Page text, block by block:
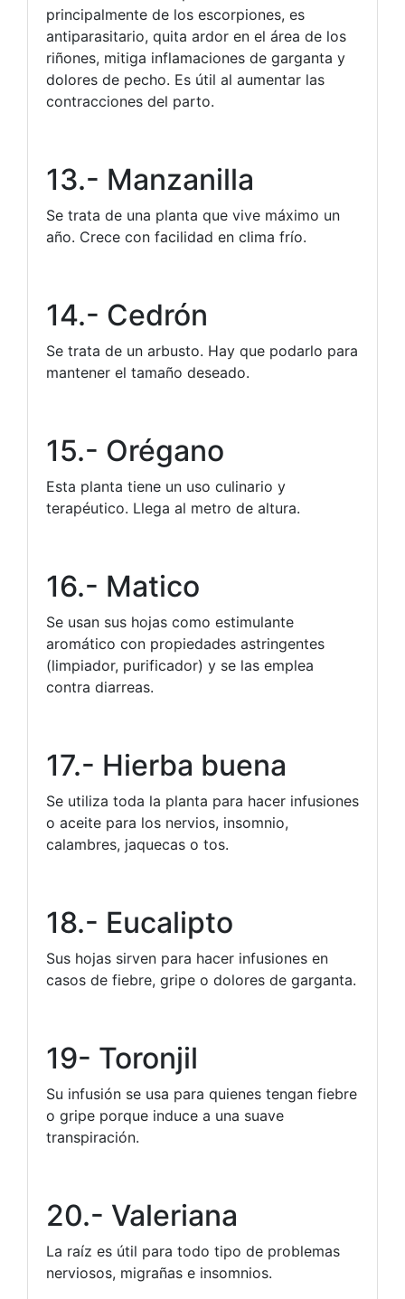
principalmente de los escorpiones, es
antiparasitario, quita ardor en el área de los
riñones, mitiga inflamaciones de garganta y
dolores de pecho. Es útil al aumentar las
contracciones del parto.
13.- Manzanilla
Se trata de una planta que vive máximo un
año. Crece con facilidad en clima frío.
14.- Cedrón
Se trata de un arbusto. Hay que podarlo para
mantener el tamaño deseado.
15.- Orégano
Esta planta tiene un uso culinario y
terapéutico. Llega al metro de altura.
16.- Matico
Se usan sus hojas como estimulante
aromático con propiedades astringentes
(limpiador, purificador) y se las emplea
contra diarreas.
17.- Hierba buena
Se utiliza toda la planta para hacer infusiones
o aceite para los nervios, insomnio,
calambres, jaquecas o tos.
18.- Eucalipto
Sus hojas sirven para hacer infusiones en
casos de fiebre, gripe o dolores de garganta.
19- Toronjil
Su infusión se usa para quienes tengan fiebre
o gripe porque induce a una suave
transpiración.
20.- Valeriana
La raíz es útil para todo tipo de problemas
nerviosos, migrañas e insomnios.